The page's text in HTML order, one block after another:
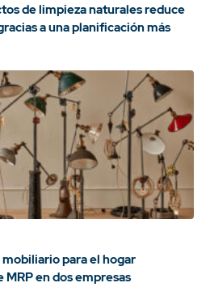
de limpieza naturales reduce
a una planificación más
para el hogar
en dos empresas